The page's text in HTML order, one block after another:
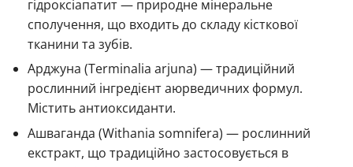
гідроксіапатит — природне мінеральне
сполучення, що входить до складу кісткової
тканини та зубів.
Арджуна (Terminalia arjuna) — традиційний
рослинний інгредієнт аюрведичних формул.
Містить антиоксиданти.
Ашваганда (Withania somnifera) — рослинний
екстракт, що традиційно застосовується в